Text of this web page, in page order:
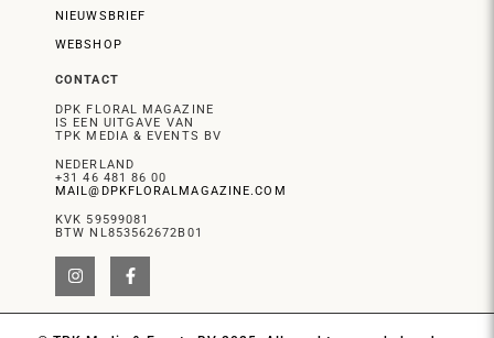
NIEUWSBRIEF
WEBSHOP
CONTACT
DPK FLORAL MAGAZINE
IS EEN UITGAVE VAN
TPK MEDIA & EVENTS BV
NEDERLAND
+31 46 481 86 00
MAIL@DPKFLORALMAGAZINE.COM
KVK 59599081
BTW NL853562672B01